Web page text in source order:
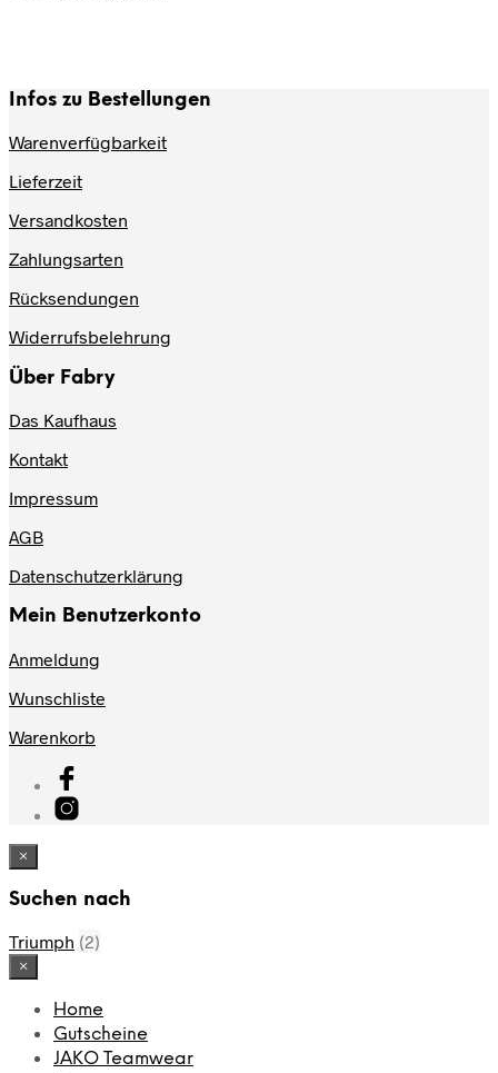
der
Infos zu Bestellungen
Warenverfügbarkeit
Lieferzeit
Versandkosten
Zahlungsarten
Rücksendungen
Widerrufsbelehrung
Über Fabry
Das Kaufhaus
Kontakt
Impressum
AGB
Datenschutzerklärung
Mein Benutzerkonto
Anmeldung
Wunschliste
Warenkorb
×
Suchen nach
Triumph (2)
×
Home
Gutscheine
JAKO Teamwear